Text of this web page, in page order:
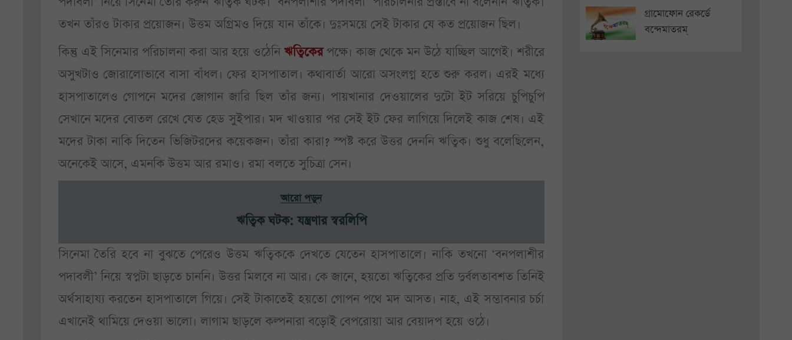
তখন তাঁরও টাকার প্রয়োজন। উত্তম অগ্রিমও দিয়ে যান তাঁকে। দুঃসময়ে সেই টাকার যে কত প্রয়োজন ছিল।
কিন্তু এই সিনেমার পরিচালনা করা আর হয়ে ওঠেনিঋত্বিকেরপক্ষে। কাজ থেকে মন উঠে যাচ্ছিল আগেই। শরীরে
অসুখটাও জোরালোভাবে বাসা বাঁধল। ফের হাসপাতাল। কথাবার্তা আরো অসংলগ্ন হতে শুরু করল। এরই মধ্যে
হাসপাতালেও গোপনে মদের জোগান জারি ছিল তাঁর জন্য। পায়খানার দেওয়ালের দুটো ইট সরিয়ে চুপিচুপি
সেখানে মদের বোতল রেখে যেত হেড সুইপার। মদ খাওয়ার পর সেই ইট ফের লাগিয়ে দিলেই কাজ শেষ। এই
মদের টাকা নাকি দিতেন ভিজিটরদের কয়েকজন। তাঁরা কারা? স্পষ্ট করে উত্তর দেননি ঋত্বিক। শুধু বলেছিলেন,
অনেকেই আসে, এমনকি উত্তম আর রমাও। রমা বলতে সুচিত্রা সেন।
আরো পড়ুন
ঋত্বিক ঘটক: যন্ত্রণার স্বরলিপি
সিনেমা তৈরি হবে না বুঝতে পেরেও উত্তম ঋত্বিককে দেখতে যেতেন হাসপাতালে। নাকি তখনো ‘বনপলাশীর
পদাবলী’ নিয়ে স্বপ্নটা ছাড়তে চাননি। উত্তর মিলবে না আর। কে জানে, হয়তো ঋত্বিকের প্রতি দুর্বলতাবশত তিনিই
অর্থসাহায্য করতেন হাসপাতালে গিয়ে। সেই টাকাতেই হয়তো গোপন পথে মদ আসত। নাহ, এই সম্ভাবনার চর্চা
এখানেই থামিয়ে দেওয়া ভালো। লাগাম ছাড়লে কল্পনারা বড়োই বেপরোয়া আর বেয়াদপ হয়ে ওঠে।
গ্রামোফোন রেকর্ডে
বন্দেমাতরম্